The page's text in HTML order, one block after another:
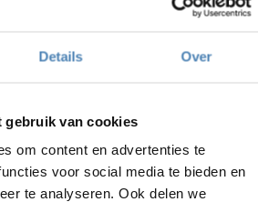
Details Over
gebruik van cookies
om content en advertenties te
voor social media te bieden en
te analyseren. Ook delen we